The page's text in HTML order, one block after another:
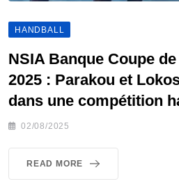
HANDBALL
NSIA Banque Coupe
2025 : Parakou et
dans une compétition
02/08/2025
READ MORE